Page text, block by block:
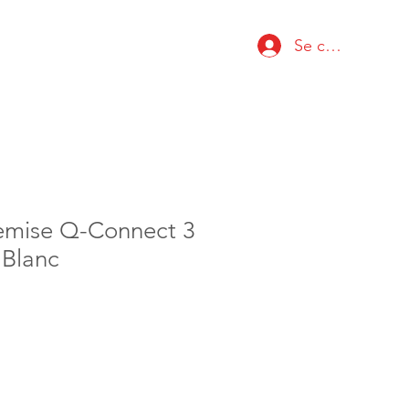
Se connecter
Q-Connect 3